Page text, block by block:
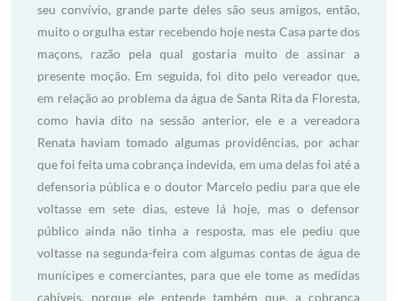
seu convívio, grande parte deles são seus amigos, então,
muito o orgulha estar recebendo hoje nesta Casa parte dos
maçons, razão pela qual gostaria muito de assinar a
presente moção. Em seguida, foi dito pelo vereador que,
em relação ao problema da água de Santa Rita da Floresta,
como havia dito na sessão anterior, ele e a vereadora
Renata haviam tomado algumas providências, por achar
que foi feita uma cobrança indevida, em uma delas foi até a
defensoria pública e o doutor Marcelo pediu para que ele
voltasse em sete dias, esteve lá hoje, mas o defensor
público ainda não tinha a resposta, mas ele pediu que
voltasse na segunda-feira com algumas contas de água de
munícipes e comerciantes, para que ele tome as medidas
cabíveis, porque ele entende também que, a cobrança